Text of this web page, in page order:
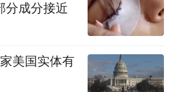
用了环形LED光带，展现出
。
分成分接近
美国实体有